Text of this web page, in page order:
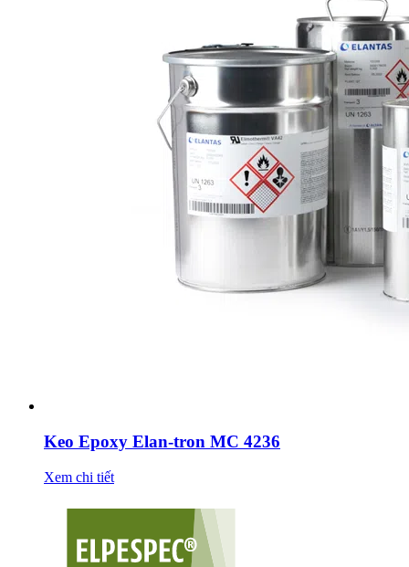
Keo Epoxy Elan-tron MC 4236
Xem chi tiết